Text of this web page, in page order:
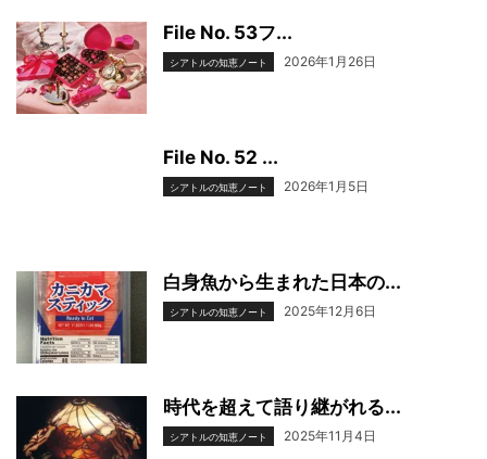
File No. 53フ...
シアトルの知恵ノート 2026年1月26日
File No. 52 ...
シアトルの知恵ノート 2026年1月5日
白身魚から生まれた日本の...
シアトルの知恵ノート 2025年12月6日
時代を超えて語り継がれる...
シアトルの知恵ノート 2025年11月4日